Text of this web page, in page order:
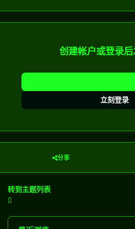
创建帐户或登录
立刻登录
分享
转到主题列表